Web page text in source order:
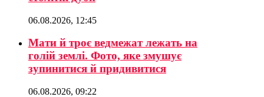
06.08.2026, 12:45
Мати й троє ведмежат лежать на
голій землі. Фото, яке змушує
зупинитися й придивитися
06.08.2026, 09:22